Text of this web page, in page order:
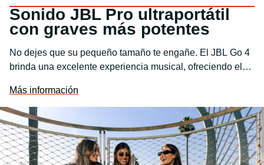
Sonido JBL Pro ultraportátil
con graves más potentes
No dejes que su pequeño tamaño te engañe. El JBL Go 4
brinda una excelente experiencia musical, ofreciendo el
no se van a creer que un sonido tan potente pueda salir de
un altavoz JBL Pro tan pequeño.
Más información